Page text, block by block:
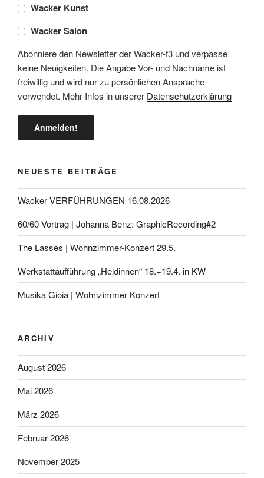
Wacker Kunst
Wacker Salon
Abonniere den Newsletter der Wacker-f3 und verpasse
keine Neuigkeiten. Die Angabe Vor- und Nachname ist
freiwillig und wird nur zu persönlichen Ansprache
verwendet. Mehr Infos in unserer Datenschutzerklärung
NEUESTE BEITRÄGE
Wacker VERFÜHRUNGEN 16.08.2026
60/60-Vortrag | Johanna Benz: GraphicRecording#2
The Lasses | Wohnzimmer-Konzert 29.5.
Werkstattaufführung „Heldinnen“ 18.+19.4. in KW
Musika Gioia | Wohnzimmer Konzert
ARCHIV
August 2026
Mai 2026
März 2026
Februar 2026
November 2025